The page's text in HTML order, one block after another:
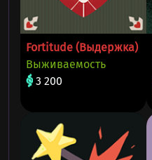
Fortitude (Выдержка)
Выживаемость
3 200